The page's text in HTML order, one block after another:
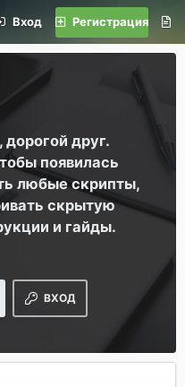
Вход Регистрация
друг.
появилась
любые скрипты,
скрытую
и гайды.
ВХОД